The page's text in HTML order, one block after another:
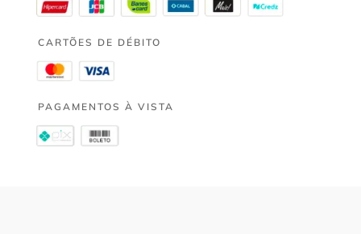
CARTÕES DE DÉBITO
PAGAMENTOS À VISTA